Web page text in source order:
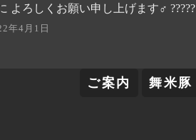
よろしくお願い申し上げます‍♂️ ?????
年4月1日
ご案内 舞米豚